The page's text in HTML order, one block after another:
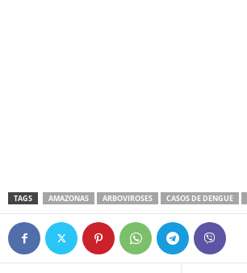
TAGS AMAZONAS ARBOVIROSES CASOS DE DENGUE